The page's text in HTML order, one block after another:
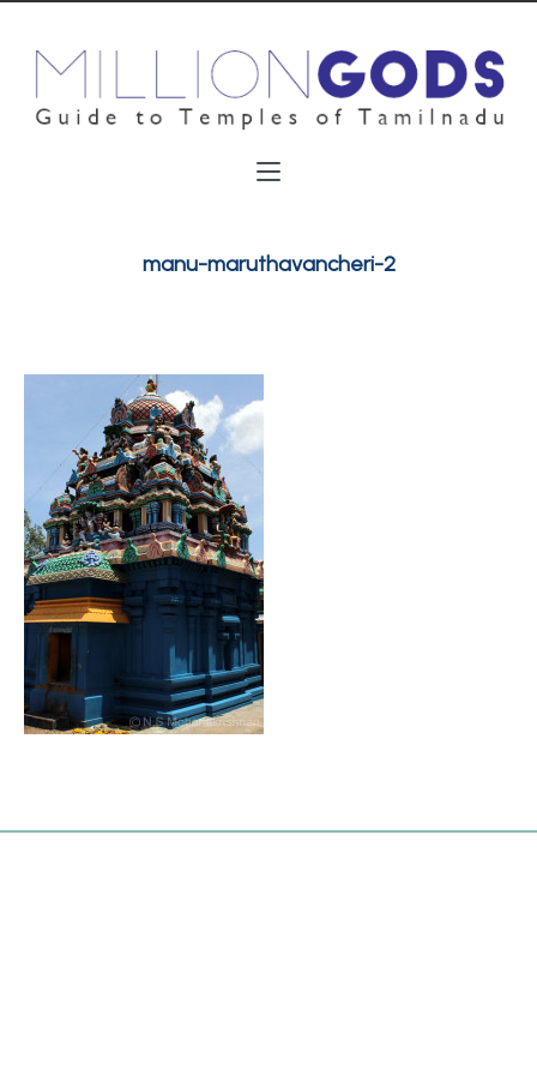
manu-maruthavancheri-2